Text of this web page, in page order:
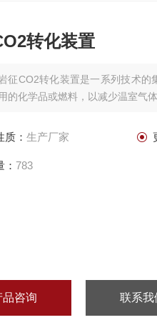
转化装置
征CO2转化装置是一系列技术的
用的化学品或燃料，以减少温室气
质：生产厂家
：783
品咨询 联系我